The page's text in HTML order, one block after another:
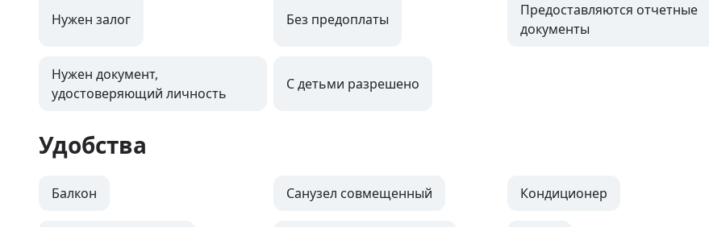
Нужен залог Без предоплаты
Предоставляются отчетные
документы
Нужен документ,
удостоверяющий личность
С детьми разрешено
Удобства
Балкон Санузел совмещенный Кондиционер